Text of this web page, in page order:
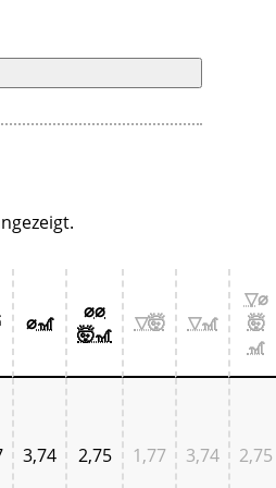
⌀🎢
⌀⌀
🤯🎢
▽🤯 ▽🎢
▽⌀
🤯
🎢
3,74 2,75 1,77 3,74 2,75